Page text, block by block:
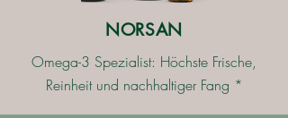
NORSAN
Omega-3 Spezialist: Höchste Frische,
Reinheit und nachhaltiger Fang *